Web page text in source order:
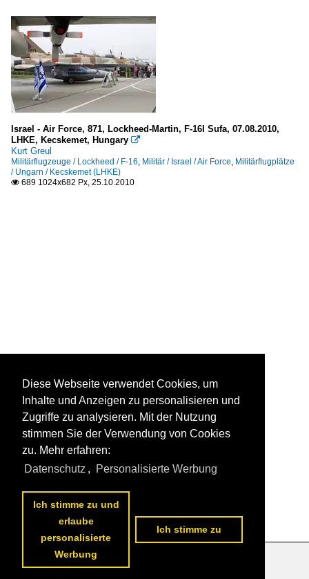
Israel - Air Force, 871, Lockheed-Martin, F-16I Sufa, 07.08.2010,
LHKE, Kecskemet, Hungary 
Kurt Greul
Militärflugzeuge / Lockheed / F-16, Militär / Israel / Air Force, Militärflugplätze
/ Ungarn / Kecskemet (LHKE)
 689 1024x682 Px, 25.10.2010
Datenschutzerklärung
Diese Webseite verwendet Cookies, um
Inhalte und Anzeigen zu personalisieren und
Zugriffe zu analysieren. Mit der Nutzung
stimmen Sie der Verwendung von Cookies
zu. Mehr erfahren:
Datenschutz , Personalisierte Werbung
Ich stimme zu und
erlaube
personalisierte
Werbung
Ich stimme zu